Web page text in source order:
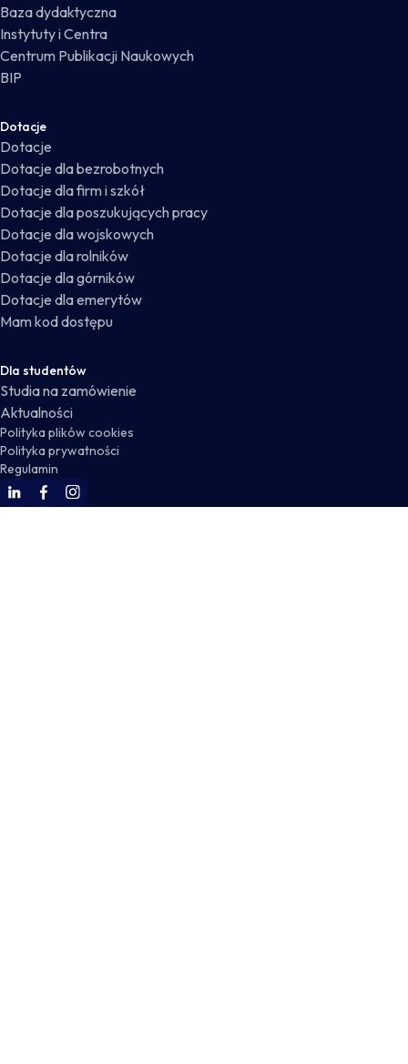
Baza dydaktyczna
Instytuty i Centra
Centrum Publikacji Naukowych
BIP
Dotacje
Dotacje
Dotacje dla bezrobotnych
Dotacje dla firm i szkół
Dotacje dla poszukujących pracy
Dotacje dla wojskowych
Dotacje dla rolników
Dotacje dla górników
Dotacje dla emerytów
Mam kod dostępu
Dla studentów
Studia na zamówienie
Aktualności
Polityka plików cookies
Polityka prywatności
Regulamin
WSKZ Linkedin
WSKZ Facebook
WSKZ Instagram